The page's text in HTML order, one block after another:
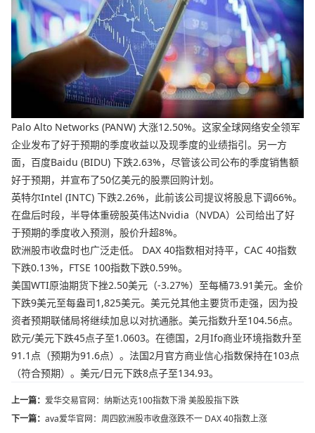
Palo Alto Networks (PANW) 大涨12.50%。这家全球网络安全领军
企业发布了好于预期的季度收益以及现季度的业绩指引。另一方
面，百度Baidu (BIDU) 下跌2.63%，尽管该公司公布的季度销售额
好于预期，并宣布了50亿美元的股票回购计划。
英特尔Intel (INTC) 下跌2.26%，此前该公司提议将股息下调66%。
在盘后时段，半导体重磅股英伟达Nvidia（NVDA）公司给出了好
于预期的季度收入预测，股价升超8%。
欧洲股市收盘时也广泛走低。 DAX 40指数相对持平，CAC 40指数
下跌0.13%，FTSE 100指数下跌0.59%。
美国WTI原油期货下挫2.50美元（-3.27%）至每桶73.91美元。金价
下跌9美元至每盎司1,825美元。美元兑其他主要货币走强，因为投
资者预期联储局将继续加息以对抗通胀。美元指数升至104.56点。
欧元/美元下跌45点子至1.0603。在德国，2月Ifo商业环境指数升至
91.1点（预期为91.6点）。法国2月官方商业信心指数保持在103点
（符合预期）。美元/日元下跌8点子至134.93。
上一篇： 爱华交易官网：纳斯达克100指数下滑 美股股指下跌
下一篇： ava爱华官网：周四欧洲股市收盘涨跌不一 DAX 40指数上涨